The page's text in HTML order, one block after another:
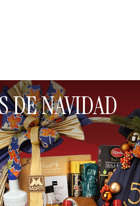
DE NAVIDAD